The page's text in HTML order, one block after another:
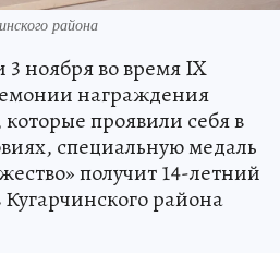
района
ноября во время IX
награждения
проявили себя в
специальную медаль
получит 14-летний
района